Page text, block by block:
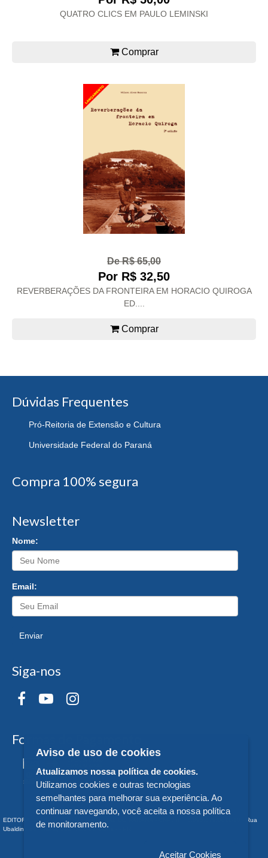
QUATRO CLICS EM PAULO LEMINSKI
Comprar
De R$ 65,00
Por R$ 32,50
REVERBERAÇÕES DA FRONTEIRA EM HORACIO QUIROGA
ED....
Comprar
Dúvidas Frequentes
Pró-Reitoria de Extensão e Cultura
Universidade Federal do Paraná
Compra 100% segura
Newsletter
Nome:
Email:
Enviar
Siga-nos
Formas de Pagamento
EDITORA DA UNIVERSIDADE FEDERAL DO PARANÁ - CNPJ n° 75.095.679/0011-10 - Rua
Ubaldino do Amaral, 321 - Alto da Glória - - PR
Aviso de uso de cookies
Atualizamos nossa política de cookies.
Utilizamos cookies e outras tecnologias
semelhantes para melhorar sua experiência. Ao
continuar navegando, você aceita a nossa política
de monitoramento.
Aceitar Cookies